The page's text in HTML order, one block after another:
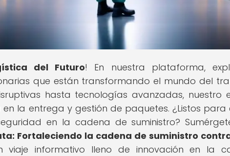
del Futuro! En nuestra plataforma,
que están transformando el mundo del
hasta tecnologías avanzadas, nuestro
la entrega y gestión de paquetes. ¿Listos para
en la cadena de suministro?
Fortaleciendo la cadena de suministro
informativo lleno de innovación en la